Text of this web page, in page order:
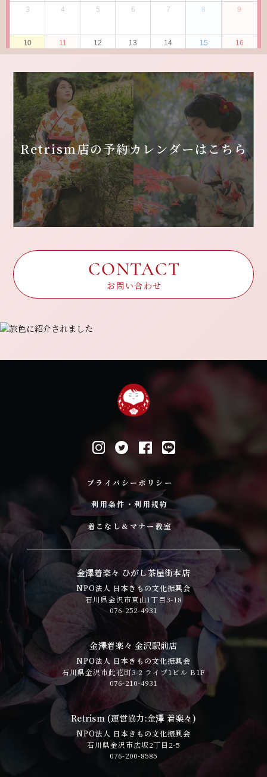
Retrism店の予約カレンダーはこちら
CONTACT
お問い合わせ
利用条件・利用規約
プライバシーポリシー
着こなし&マナー教室
金澤着楽々 ひがし茶屋街本店
NPO法人 日本きもの文化振興会
石川県金沢市東山1丁目3-18
076-252-4931
金澤着楽々 金沢駅前店
NPO法人 日本きもの文化振興会
石川県金沢市此花町3-2 ライブ1ビル B1F
076-210-4931
Retrism (運営協力:金澤 着楽々)
NPO法人 日本きもの文化振興会
石川県金沢市広坂2丁目2-5
076-200-8585